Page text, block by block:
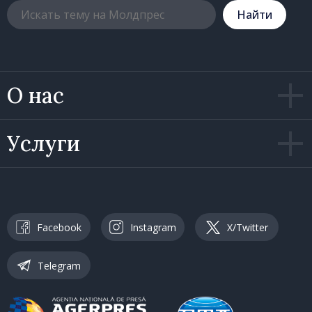
О нас
Услуги
Hайти
Facebook Instagram X/Twitter
Telegram